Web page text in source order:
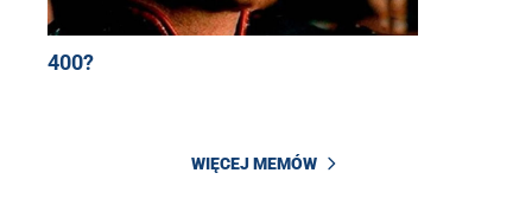
400?
WIĘCEJ MEMÓW